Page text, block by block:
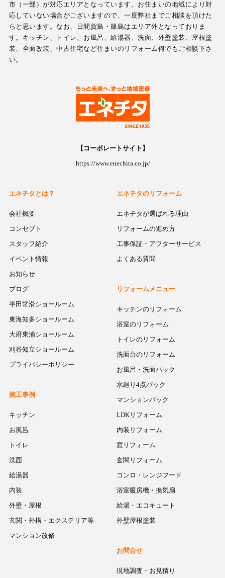
市（一部）が対応エリアとなっています。お住まいの地域により対
応していない場合がございますので、一度弊社までご相談を頂けた
らと思います。なお、日間賀島・篠島はエリア外となっておりま
す。キッチン、トイレ、お風呂、給湯器、洗面、外壁塗装、屋根塗
装、全面改装、中古住宅など住まいのリフォーム何でもご相談下さ
い。
【コーポレートサイト】
https://www.enechita.co.jp/
エネチタとは？
会社概要
コンセプト
スタッフ紹介
イベント情報
お知らせ
ブログ
半田常滑ショールーム
東海知多ショールーム
大府東浦ショールーム
刈谷知立ショールーム
プライバシーポリシー
エネチタのリフォーム
エネチタが選ばれる理由
リフォームの進め方
工事保証・アフターサービス
よくある質問
リフォームメニュー
キッチンのリフォーム
浴室のリフォーム
トイレのリフォーム
洗面台のリフォーム
お風呂・洗面パック
水廻り4点パック
マンションパック
LDKリフォーム
内装リフォーム
窓リフォーム
玄関リフォーム
コンロ・レンジフード
浴室暖房機・換気扇
給湯・エコキュート
外壁屋根塗装
施工事例
キッチン
お風呂
トイレ
洗面
給湯器
内装
外壁・屋根
玄関・外構・エクステリア等
マンション改修
お問合せ
現地調査・お見積り